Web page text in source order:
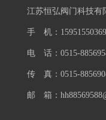
江苏恒弘阀门科技有
手 机：
电 话：0515-
传 真：0515-
邮 箱：